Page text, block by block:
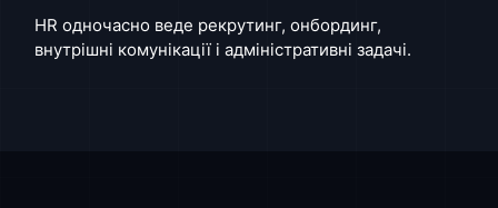
HR одночасно веде рекрутинг, онбординг,
внутрішні комунікації і адміністративні задачі.